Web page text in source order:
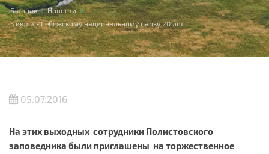
You are here
Главная » Новости »
5 июля - Себежскому национальному парку 20 лет
05.07.2016
На этих выходных сотрудники Полистовского
заповедника были приглашены на торжественное